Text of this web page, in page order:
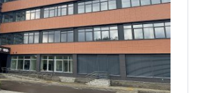
медицинских
хирургии он
на персонализированных
результатах.